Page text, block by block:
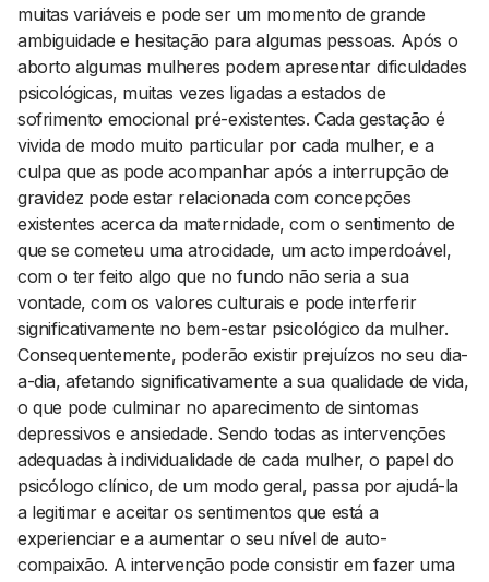
muitas variáveis e pode ser um momento de grande
ambiguidade e hesitação para algumas pessoas. Após o
aborto algumas mulheres podem apresentar dificuldades
psicológicas, muitas vezes ligadas a estados de
sofrimento emocional pré-existentes. Cada gestação é
vivida de modo muito particular por cada mulher, e a
culpa que as pode acompanhar após a interrupção de
gravidez pode estar relacionada com concepções
existentes acerca da maternidade, com o sentimento de
que se cometeu uma atrocidade, um acto imperdoável,
com o ter feito algo que no fundo não seria a sua
vontade, com os valores culturais e pode interferir
significativamente no bem-estar psicológico da mulher.
Consequentemente, poderão existir prejuízos no seu dia-
a-dia, afetando significativamente a sua qualidade de vida,
o que pode culminar no aparecimento de sintomas
depressivos e ansiedade. Sendo todas as intervenções
adequadas à individualidade de cada mulher, o papel do
psicólogo clínico, de um modo geral, passa por ajudá-la
a legitimar e aceitar os sentimentos que está a
experienciar e a aumentar o seu nível de auto-
compaixão. A intervenção pode consistir em fazer uma